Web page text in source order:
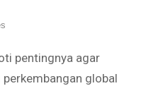
pentingnya agar
global